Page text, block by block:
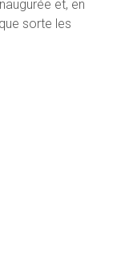
et, en
sorte les